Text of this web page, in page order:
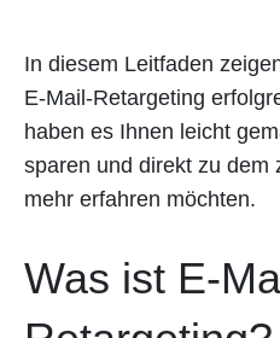
In diesem Leitfaden
E-Mail-Retargeting
haben es Ihnen leicht
sparen und direkt zu dem
mehr erfahren möchten.
Was ist E-